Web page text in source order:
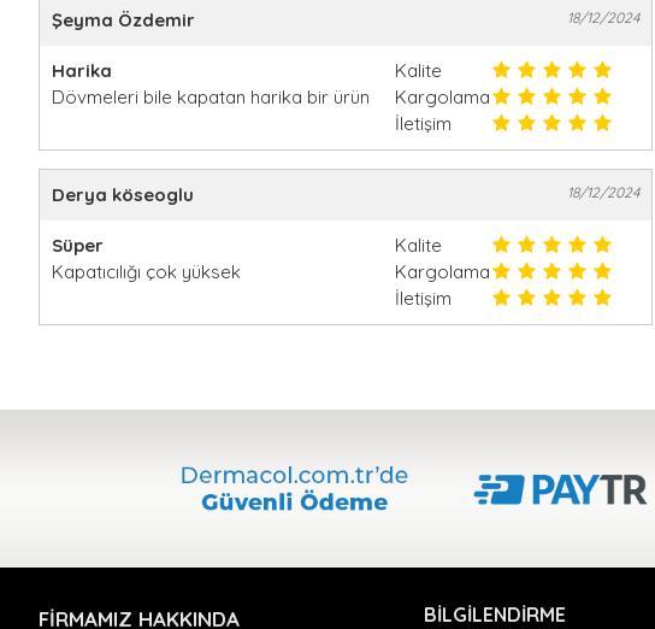
Şeyma Özdemir 18/12/2024
Harika
Dövmeleri bile kapatan harika bir ürün
Kalite
Kargolama
İletişim
Derya köseoglu 18/12/2024
Süper
Kapatıcılığı çok yüksek
Kalite
Kargolama
İletişim
FIRMAMIZ HAKKINDA BILGILENDIRME